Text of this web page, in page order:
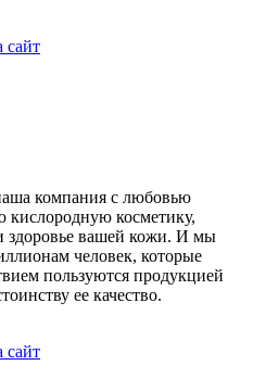
сайт
компания с любовью
кислородную косметику,
здоровье вашей кожи. И мы
человек, которые
пользуются продукцией
ее качество.
сайт